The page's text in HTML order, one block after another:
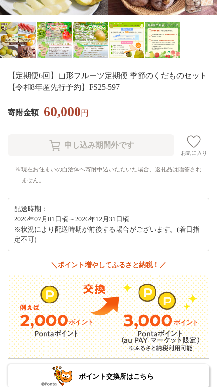
【定期便6回】山形フルーツ定期便 季節のくだものセット
【令和8年産先行予約】FS25-597
寄附金額 60,000円
お気に入り
現在お住まいの自治体へ寄附申込いただいた場合、返礼品は贈答され
ません。
配送時期：
2026年07月01日頃～2026年12月31日頃
※状況により配送時期が前後する場合がございます。(着日指
定不可)
＼ポイント増やしてふるさと納税！／
ポイント交換所はこちら